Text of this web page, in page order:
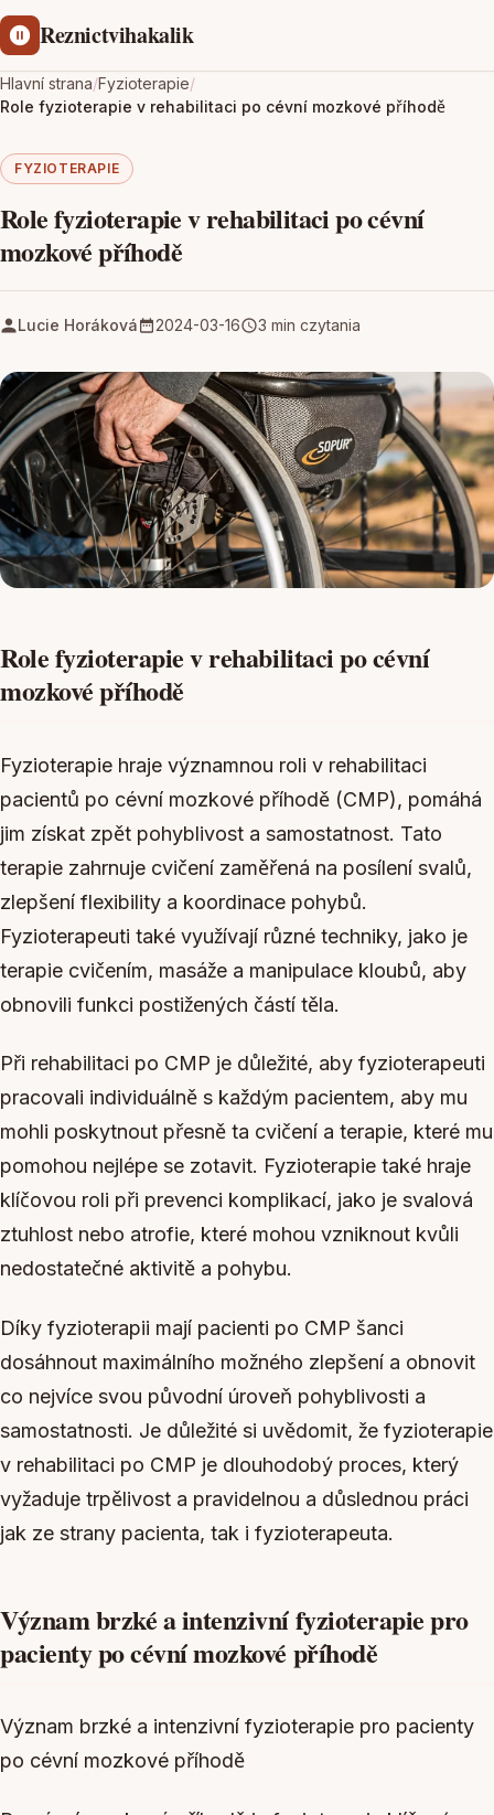
Reznictvihakalik
Hlavní strana/Fyzioterapie/
Role fyzioterapie v rehabilitaci po cévní mozkové příhodě
FYZIOTERAPIE
Role fyzioterapie v rehabilitaci po cévní
mozkové příhodě
Lucie Horáková 2024-03-16 3 min czytania
Role fyzioterapie v rehabilitaci po cévní
mozkové příhodě
Fyzioterapie hraje významnou roli v rehabilitaci
pacientů po cévní mozkové příhodě (CMP), pomáhá
jim získat zpět pohyblivost a samostatnost. Tato
terapie zahrnuje cvičení zaměřená na posílení svalů,
zlepšení flexibility a koordinace pohybů.
Fyzioterapeuti také využívají různé techniky, jako je
terapie cvičením, masáže a manipulace kloubů, aby
obnovili funkci postižených částí těla.
Při rehabilitaci po CMP je důležité, aby fyzioterapeuti
pracovali individuálně s každým pacientem, aby mu
mohli poskytnout přesně ta cvičení a terapie, které mu
pomohou nejlépe se zotavit. Fyzioterapie také hraje
klíčovou roli při prevenci komplikací, jako je svalová
ztuhlost nebo atrofie, které mohou vzniknout kvůli
nedostatečné aktivitě a pohybu.
Díky fyzioterapii mají pacienti po CMP šanci
dosáhnout maximálního možného zlepšení a obnovit
co nejvíce svou původní úroveň pohyblivosti a
samostatnosti. Je důležité si uvědomit, že fyzioterapie
v rehabilitaci po CMP je dlouhodobý proces, který
vyžaduje trpělivost a pravidelnou a důslednou práci
jak ze strany pacienta, tak i fyzioterapeuta.
Význam brzké a intenzivní fyzioterapie pro
pacienty po cévní mozkové příhodě
Význam brzké a intenzivní fyzioterapie pro pacienty
po cévní mozkové příhodě